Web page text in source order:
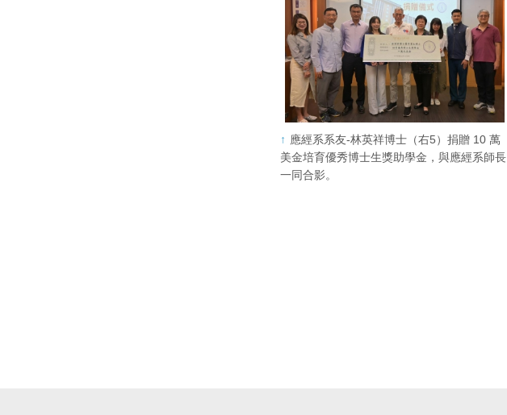
應經系系友-林英祥博士（右5）捐贈 10 萬
美金培育優秀博士生獎助學金，與應經系師長
一同合影。